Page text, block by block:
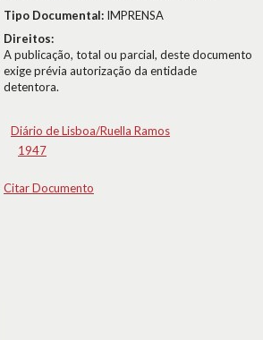
Tipo Documental: IMPRENSA
Direitos:
A publicação, total ou parcial, deste documento
exige prévia autorização da entidade
detentora.
Diário de Lisboa/Ruella Ramos
1947
Citar Documento